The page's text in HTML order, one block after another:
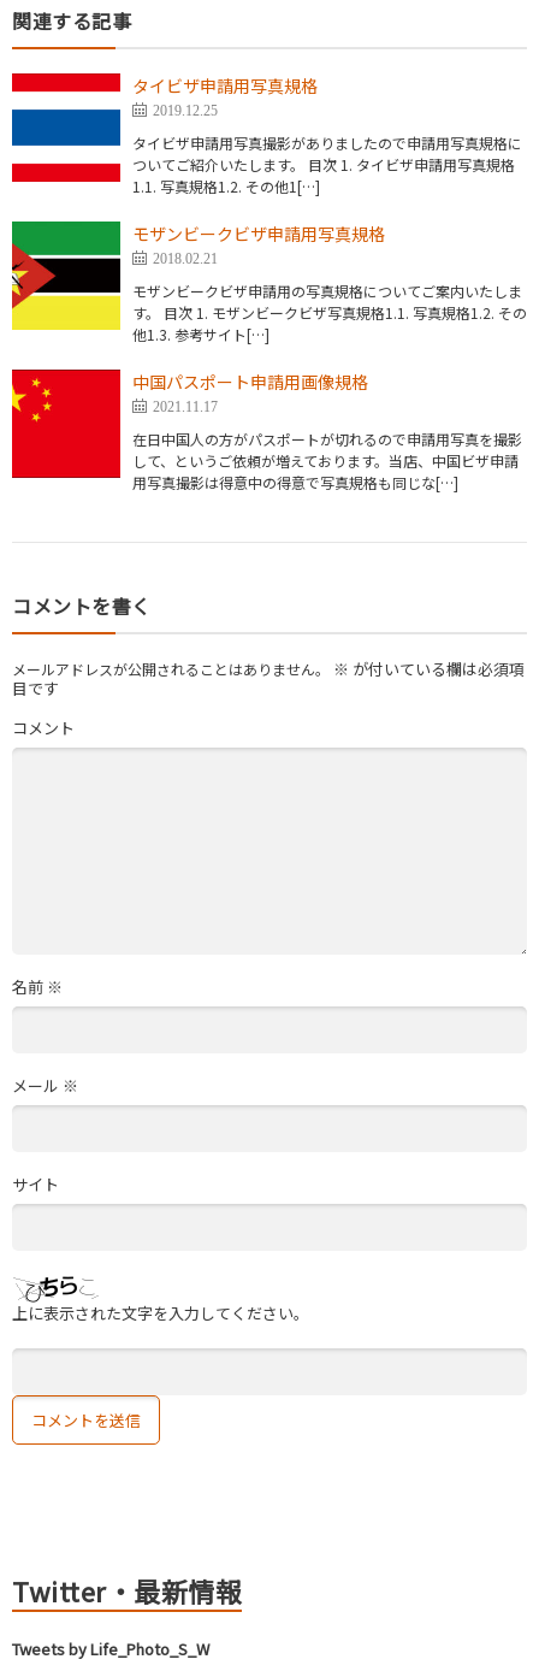
関連する記事
タイビザ申請用写真規格
2019.12.25
タイビザ申請用写真撮影がありましたので申請用写真規格に
ついてご紹介いたします。 目次 1. タイビザ申請用写真規格
1.1. 写真規格1.2. その他1[…]
モザンビークビザ申請用写真規格
2018.02.21
モザンビークビザ申請用の写真規格についてご案内いたしま
す。 目次 1. モザンビークビザ写真規格1.1. 写真規格1.2. その
他1.3. 参考サイト[…]
中国パスポート申請用画像規格
2021.11.17
在日中国人の方がパスポートが切れるので申請用写真を撮影
して、というご依頼が増えております。当店、中国ビザ申請
用写真撮影は得意中の得意で写真規格も同じな[…]
コメントを書く
メールアドレスが公開されることはありません。 ※ が付いている欄は必須項
目です
コメント
名前 ※
メール ※
サイト
上に表示された文字を入力してください。
Twitter・最新情報
Tweets by Life_Photo_S_W